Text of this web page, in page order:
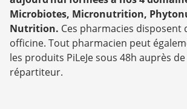
Microbiotes, Micronutrition,
Nutrition. Ces pharmacies disposent
officine. Tout pharmacien peut
les produits PiLeJe sous 48h auprès
répartiteur.